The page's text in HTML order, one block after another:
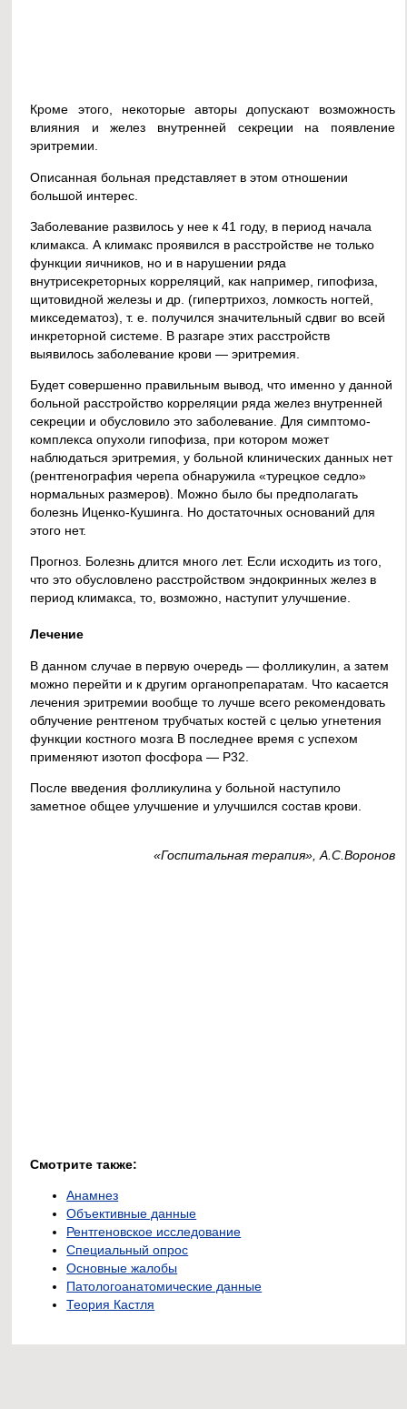
Кроме этого, некоторые авторы допускают возможность
влияния и желез внутренней секреции на появление
эритремии.
Описанная больная представляет в этом отношении
большой интерес.
Заболевание развилось у нее к 41 году, в период начала
климакса. А климакс проявился в расстройстве не только
функции яичников, но и в нарушении ряда
внутрисекреторных корреляций, как например, гипофиза,
щитовидной железы и др. (гипертрихоз, ломкость ногтей,
микседематоз), т. е. получился значительный сдвиг во всей
инкреторной системе. В разгаре этих расстройств
выявилось заболевание крови — эритремия.
Будет совершенно правильным вывод, что именно у данной
больной расстройство корреляции ряда желез внутренней
секреции и обусловило это заболевание. Для симптомо-
комплекса опухоли гипофиза, при котором может
наблюдаться эритремия, у больной клинических данных нет
(рентгенография черепа обнаружила «турецкое седло»
нормальных размеров). Можно было бы предполагать
болезнь Иценко-Кушинга. Но достаточных оснований для
этого нет.
Прогноз. Болезнь длится много лет. Если исходить из того,
что это обусловлено расстройством эндокринных желез в
период климакса, то, возможно, наступит улучшение.
Лечение
В данном случае в первую очередь — фолликулин, а затем
можно перейти и к другим органопрепаратам. Что касается
лечения эритремии вообще то лучше всего рекомендовать
облучение рентгеном трубчатых костей с целью угнетения
функции костного мозга В последнее время с успехом
применяют изотоп фосфора — Р32.
После введения фолликулина у больной наступило
заметное общее улучшение и улучшился состав крови.
«Госпитальная терапия», А.С.Воронов
Смотрите также:
Анамнез
Объективные данные
Рентгеновское исследование
Специальный опрос
Основные жалобы
Патологоанатомические данные
Теория Кастля